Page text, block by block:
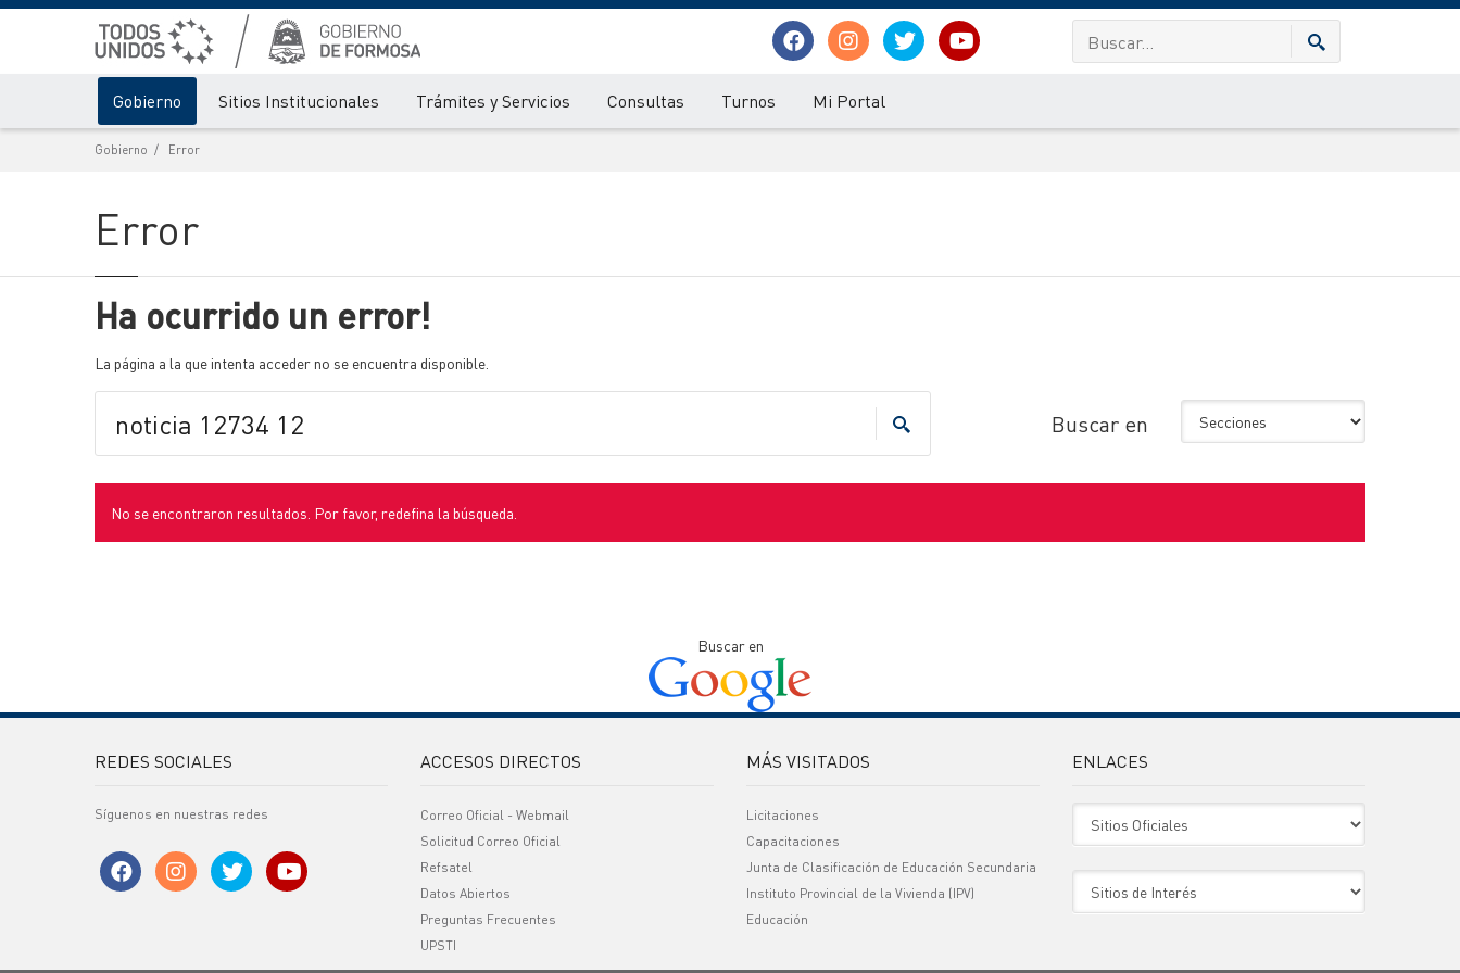
Gobierno Sitios Institucionales Trámites y Servicios Consultas Turnos Mi Portal
Gobierno Error
Error
Ha ocurrido un error!
La página a la que intenta acceder no se encuentra disponible.
Buscar en
No se encontraron resultados. Por favor, redefina la búsqueda.
Buscar en
REDES SOCIALES
Síguenos en nuestras redes
ACCESOS DIRECTOS
Correo Oficial - Webmail
Solicitud Correo Oficial
Refsatel
Datos Abiertos
Preguntas Frecuentes
UPSTI
MÁS VISITADOS
Licitaciones
Capacitaciones
Junta de Clasificación de Educación Secundaria
Instituto Provincial de la Vivienda (IPV)
Educación
ENLACES